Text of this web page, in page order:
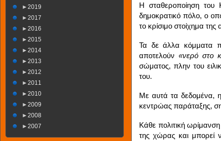
Η σταθεροποίηση
δημοκρατικό πόλο, ο
το κρίσιμο στοίχημα
Τα δε άλλα κόμματα
αποτελούν «νερό στο
σώματος, πλην του
του.
Με αυτά τα δεδομένα,
κεντρώας παράταξης,
Κάθε πολιτική ωρίμανση
της χώρας και μπορεί
► 2019
► 2017
► 2016
► 2015
► 2014
► 2013
► 2012
► 2011
► 2010
► 2009
► 2008
► 2007